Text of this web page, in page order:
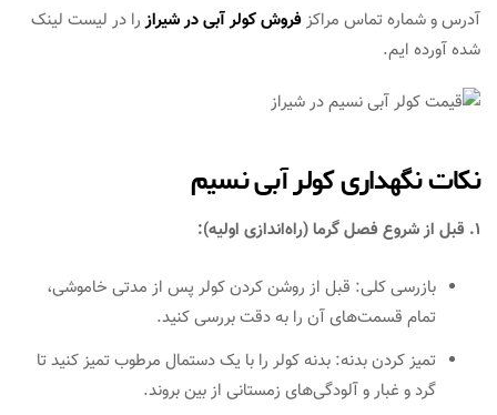
آدرس و شماره تماس مراکزفروش کولر آبی در شیرازرا در لیست لینک
شده آورده ایم.
نکات نگهداری کولر آبی نسیم
1. قبل از شروع فصل گرما (راه‌اندازی اولیه):
بازرسی کلی: قبل از روشن کردن کولر پس از مدتی خاموشی،
تمام قسمت‌های آن را به دقت بررسی کنید.
تمیز کردن بدنه: بدنه کولر را با یک دستمال مرطوب تمیز کنید تا
گرد و غبار و آلودگی‌های زمستانی از بین بروند.